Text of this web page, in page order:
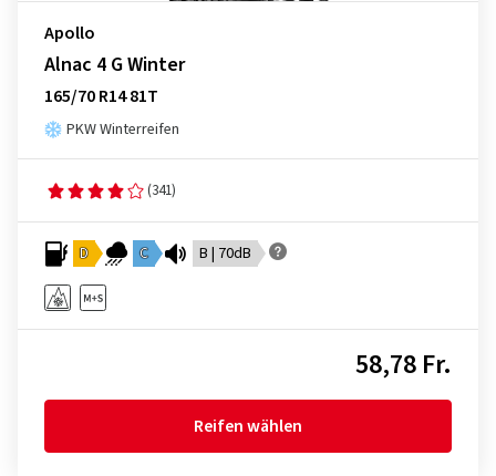
Apollo
Alnac 4 G Winter
165/70 R14 81T
PKW Winterreifen
(341)
D C B | 70dB
58,78 Fr.
Reifen wählen